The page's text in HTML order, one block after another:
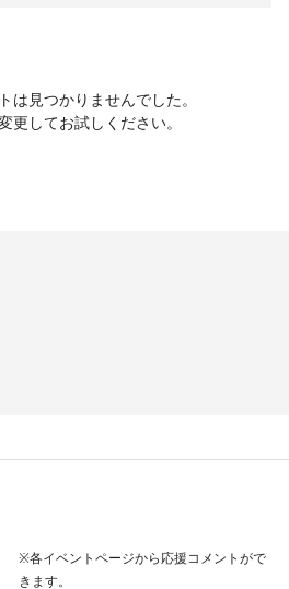
は見つかりませんでした。
更してお試しください。
※各イベントページから応援コメントがで
きます。